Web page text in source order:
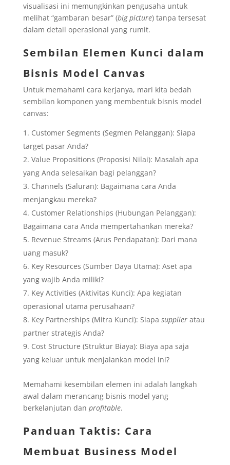
visualisasi ini memungkinkan pengusaha untuk
melihat “gambaran besar” (big picture) tanpa tersesat
dalam detail operasional yang rumit.
Sembilan Elemen Kunci dalam
Bisnis Model Canvas
Untuk memahami cara kerjanya, mari kita bedah
sembilan komponen yang membentuk bisnis model
canvas:
Customer Segments (Segmen Pelanggan): Siapa
target pasar Anda?
Value Propositions (Proposisi Nilai): Masalah apa
yang Anda selesaikan bagi pelanggan?
Channels (Saluran): Bagaimana cara Anda
menjangkau mereka?
Customer Relationships (Hubungan Pelanggan):
Bagaimana cara Anda mempertahankan mereka?
Revenue Streams (Arus Pendapatan): Dari mana
uang masuk?
Key Resources (Sumber Daya Utama): Aset apa
yang wajib Anda miliki?
Key Activities (Aktivitas Kunci): Apa kegiatan
operasional utama perusahaan?
Key Partnerships (Mitra Kunci): Siapa supplieratau
partner strategis Anda?
Cost Structure (Struktur Biaya): Biaya apa saja
yang keluar untuk menjalankan model ini?
Memahami kesembilan elemen ini adalah langkah
awal dalam merancang bisnis model yang
berkelanjutan dan profitable.
Panduan Taktis: Cara
Membuat Business Model